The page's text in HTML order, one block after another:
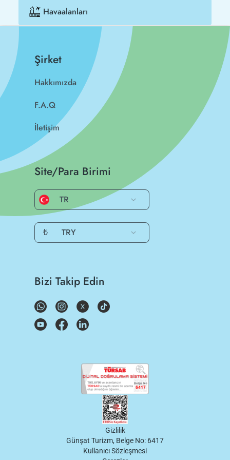
Havaalanları
Şirket
Hakkımızda
F.A.Q
İletişim
Site/Para Birimi
TR
₺ TRY
Bizi Takip Edin
Gizlilik
Günşat Turizm, Belge No: 6417
Kullanıcı Sözleşmesi